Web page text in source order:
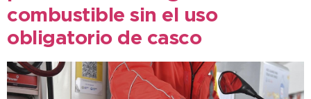
combustible sin el uso
obligatorio de casco